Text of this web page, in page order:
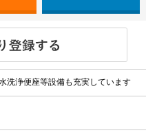
洗浄便座等設備も充実しています